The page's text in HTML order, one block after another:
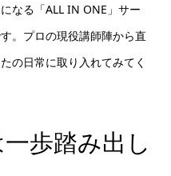
なる「ALL IN ONE」サー
。プロの現役講師陣から直
の日常に取り入れてみてく
歩踏み出し